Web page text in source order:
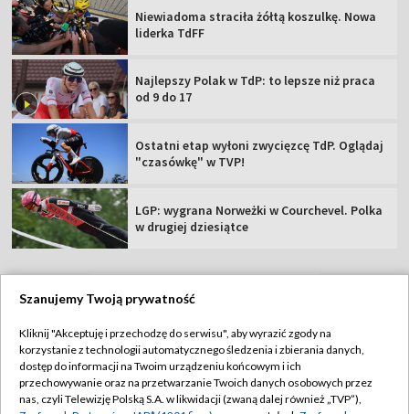
Niewiadoma straciła żółtą koszulkę. Nowa
liderka TdFF
Najlepszy Polak w TdP: to lepsze niż praca
od 9 do 17
Ostatni etap wyłoni zwycięzcę TdP. Oglądaj
"czasówkę" w TVP!
LGP: wygrana Norweżki w Courchevel. Polka
w drugiej dziesiątce
Abonament TVP
Sklep TVP
Regulamin TVP
Polityka prywatności
Szanujemy Twoją prywatność
Kliknij "Akceptuję i przechodzę do serwisu", aby wyrazić zgody na
korzystanie z technologii automatycznego śledzenia i zbierania danych,
dostęp do informacji na Twoim urządzeniu końcowym i ich
przechowywanie oraz na przetwarzanie Twoich danych osobowych przez
nas, czyli Telewizję Polską S.A. w likwidacji (zwaną dalej również „TVP”),